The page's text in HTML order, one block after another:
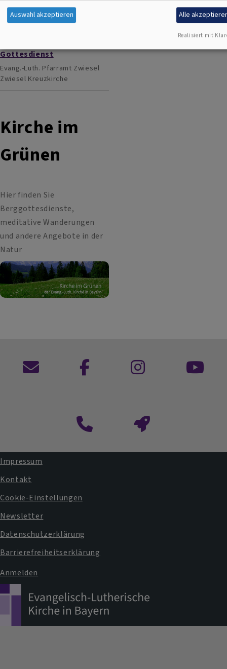
Evang.-Luth. Pfarramt Zwiesel
ZwieselKreuzkirche
Gottesdienst
Evang.-Luth. Pfarramt Zwiesel
Zwiesel Kreuzkirche
Kirche im
Grünen
Hier finden Sie
Berggottesdienste,
meditative Wanderungen
und andere Angebote in der
Natur
Kontaktformular
Fußbereichsmenü
Impressum
Kontakt
Cookie-Einstellungen
Newsletter
Datenschutzerklärung
Barrierefreiheitserklärung
Benutzermenü
Anmelden
Auswahl akzeptieren Alle
Realisiert mit